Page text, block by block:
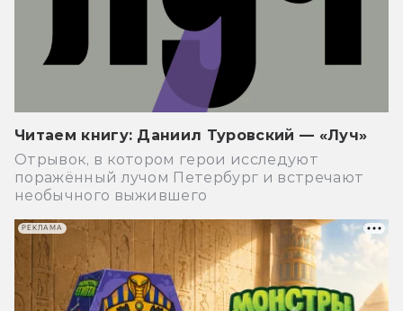
Читаем книгу: Даниил Туровский — «Луч»
Отрывок, в котором герои исследуют
поражённый лучом Петербург и встречают
необычного выжившего
РЕКЛАМА